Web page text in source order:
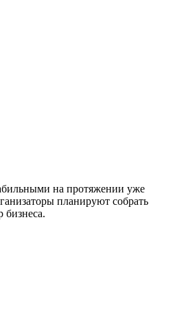
на протяжении уже
планируют собрать
бизнеса.